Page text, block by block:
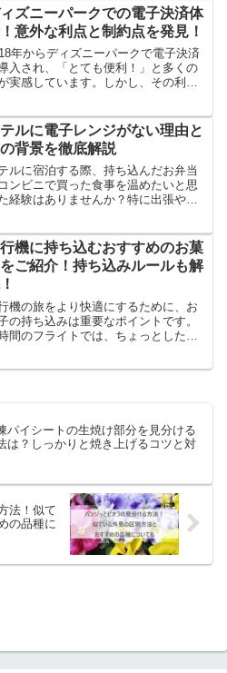
できます。しかし、チケットを手に
ただけでは、その...
ズニーパークでの電子決済体
意外な利点と制約点を発見！
年からディズニーパークで電子決済
入され、「とても便利！」と多くの
実感しています。しかし、その利便
意見をもとに、そのメリットを詳し
り下げてみます。...
ルに電子レンジがない理由と
背景を徹底解説
ルに宿泊する際、持ち込んだお弁当
ンビニで買った食事を温めたいと思
経験はありませんか？特に出張や旅
や館内にあると非常に便利です。し
、実際には多くのホテ...
機に持ち込むおすすめのお菓
ご紹介！持ち込みルールも解
機の旅をより快適にするために、お
の持ち込みは重要なポイントです。
間のフライトでは、ちょっとした空
パイシートの生焼け部分を見分ける
は？しっかりと焼き上げるコツと対
法！似て
の品種に